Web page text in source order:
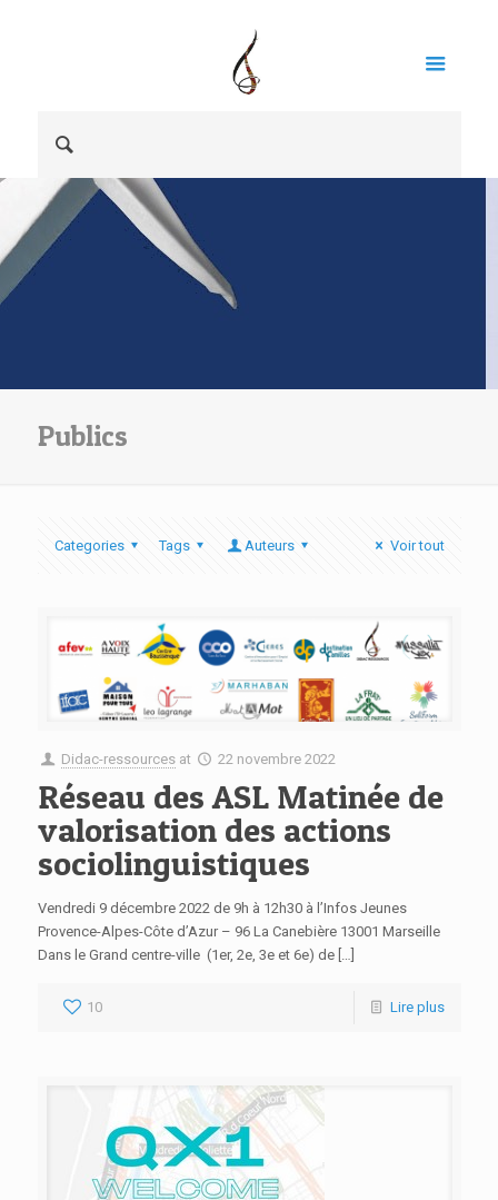
Publics
Categories Tags Auteurs Voir tout
Didac-ressources at 22 novembre 2022
Réseau des ASL Matinée de
valorisation des actions
sociolinguistiques
Vendredi 9 décembre 2022 de 9h à 12h30 à l’Infos Jeunes
Provence-Alpes-Côte d’Azur – 96 La Canebière 13001 Marseille
Dans le Grand centre-ville (1er, 2e, 3e et 6e) de […]
10 Lire plus